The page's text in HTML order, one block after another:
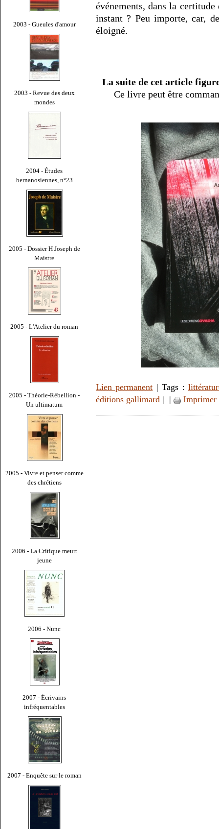
2003 - Gueules d'amour
2003 - Revue des deux
mondes
2004 - Études
bernanosiennes, n°23
2005 - Dossier H Joseph de
Maistre
2005 - L'Atelier du roman
2005 - Théorie-Rébellion -
Un ultimatum
2005 - Vivre et penser comme
des chrétiens
2006 - La Critique meurt
jeune
2006 - Nunc
2007 - Écrivains
infréquentables
2007 - Enquête sur le roman
événements, dans la
instant ? Peu importe, car,
éloigné.
La suite de cet article
Ce livre peut être
Lien permanent | Tags :
éditions gallimard | | Imprimer